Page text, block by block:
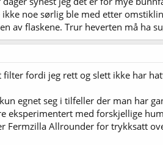
noe sørlig ble med etter
av flaskene. Trur heverten må ha
fordi jeg rett og slett ikke har
egnet seg i tilfeller der man har
eksperimentert med forskjellige
Fermzilla Allrounder for trykksatt